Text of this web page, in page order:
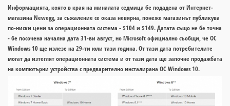
Информацията, която в края на миналата седмица бе подадена от Интернет-
магазина Newegg, за съжаление се оказа невярна, понеже магазинът публикува
по-ниски цени за операционната система - $104 и $149. Датата също не бе точна
- бе посочена начална дата 31-ви август, но Microsoft официално съобщи, че ОС
Windows 10 ще излезе на 29-ти юли тази година. От тази дата потребителите
могат да изтеглят операционната система и от тази дата ще започне продажбата
на компютърни устройства с предварително инсталирана ОС Windows 10.